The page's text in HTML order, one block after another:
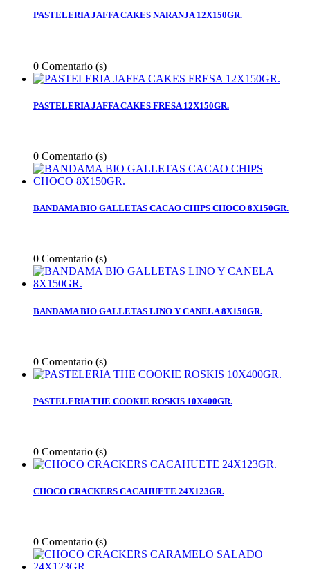
PASTELERIA JAFFA CAKES NARANJA 12X150GR.
0 Comentario (s)
PASTELERIA JAFFA CAKES FRESA 12X150GR.
0 Comentario (s)
BANDAMA BIO GALLETAS CACAO CHIPS CHOCO 8X150GR.
0 Comentario (s)
BANDAMA BIO GALLETAS LINO Y CANELA 8X150GR.
0 Comentario (s)
PASTELERIA THE COOKIE ROSKIS 10X400GR.
0 Comentario (s)
CHOCO CRACKERS CACAHUETE 24X123GR.
0 Comentario (s)